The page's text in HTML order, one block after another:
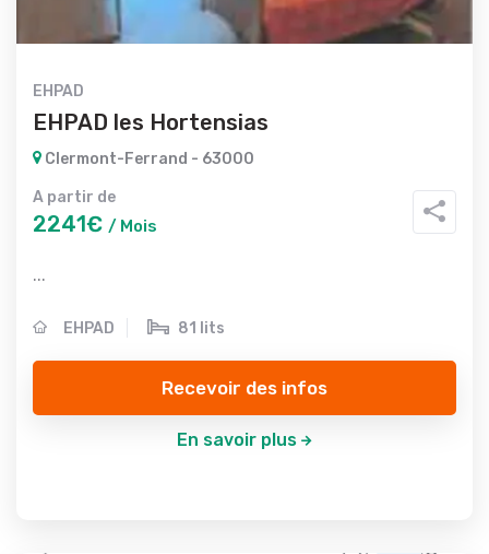
EHPAD
EHPAD les Hortensias
Clermont-Ferrand - 63000
A partir de
2241€ / Mois
...
EHPAD 81 lits
Recevoir des infos
En savoir plus